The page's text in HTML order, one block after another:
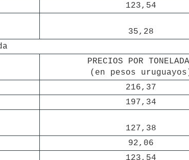
123,54
35,28
PRECIOS POR
(en pesos
216,37
197,34
127,38
92,06
123,54